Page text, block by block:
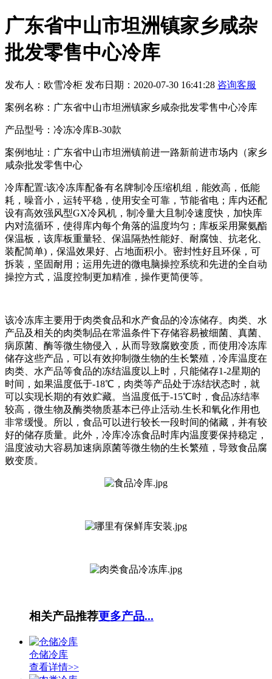
广东省中山市坦洲镇家乡咸杂
批发零售中心冷库
发布人： 欧雪冷柜 发布日期： 2020-07-30 16:41:28 咨询客服
案例名称：广东省中山市坦洲镇家乡咸杂批发零售中心冷库
产品型号：冷冻冷库B-30款
案例地址：广东省中山市坦洲镇前进一路新前进市场内（家乡
咸杂批发零售中心
冷库配置:该冷冻库配备有名牌制冷压缩机组，能效高，低能
耗，噪音小，运转平稳，使用安全可靠，节能省电；库内还配
设有高效强风型GX冷风机，制冷量大且制冷速度快，加快库
内对流循环，使得库内每个角落的温度均匀；库板采用聚氨酯
保温板，该库板重量轻、保温隔热性能好、耐腐蚀、抗老化、
装配简单)，保温效果好、占地面积小。密封性好且环保，可
拆装，坚固耐用；运用先进的微电脑操控系统和先进的全自动
操控方式，温度控制更加精准，操作更简便等。
该冷冻库主要用于肉类食品和水产食品的冷冻储存。肉类、水
产品及相关的肉类制品在常温条件下存储容易被细菌、真菌、
病原菌、酶等微生物侵入，从而导致腐败变质，而使用冷冻库
储存这些产品，可以有效抑制微生物的生长繁殖，冷库温度在
肉类、水产品等食品的冻结温度以上时，只能储存1-2星期的
时间，如果温度低于-18℃，肉类等产品处于冻结状态时，就
可以实现长期的有效贮藏。当温度低于-15℃时，食品冻结率
较高，微生物及酶类物质基本已停止活动.生长和氧化作用也
非常缓慢。所以，食品可以进行较长一段时间的储藏，并有较
好的储存质量。此外，冷库冷冻食品时库内温度要保持稳定，
温度波动大容易加速病原菌等微生物的生长繁殖，导致食品腐
败变质。
相关产品推荐更多产品...
仓储冷库
查看详情>>